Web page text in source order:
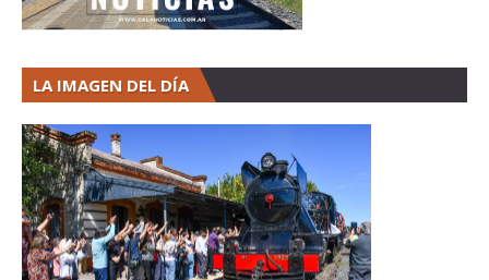
LA IMAGEN DEL DÍA